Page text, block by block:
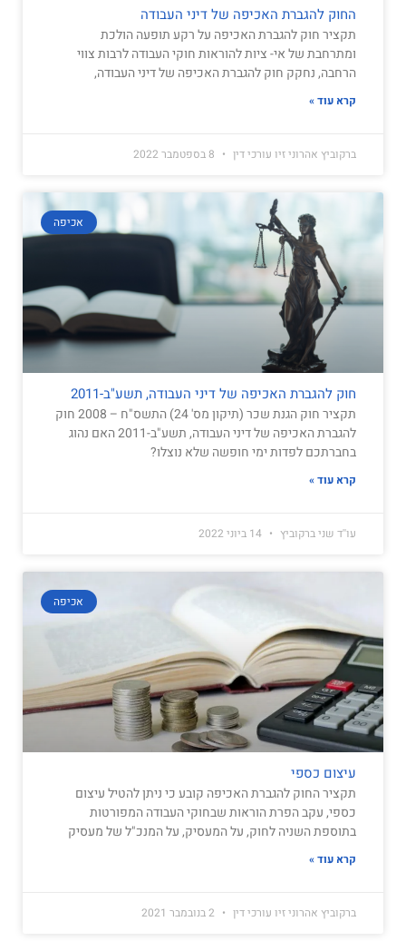
החוק להגברת האכיפה של דיני העבודה
תקציר חוק להגברת האכיפה על רקע תופעה הולכת
ומתרחבת של אי- ציות להוראות חוקי העבודה לרבות צווי
הרחבה, נחקק חוק להגברת האכיפה של דיני העבודה,
קרא עוד »
ברקוביץ אהרוני זיו עורכי דין
אכיפה
חוק להגברת האכיפה של דיני העבודה, תשע"ב-2011
תקציר חוק הגנת שכר (תיקון מס' 24) התשס"ח – 2008 חוק
להגברת האכיפה של דיני העבודה, תשע"ב-2011 האם נהוג
בחברתכם לפדות ימי חופשה שלא נוצלו?
קרא עוד »
עו''ד שני ברקוביץ
אכיפה
עיצום כספי ​
תקציר החוק להגברת האכיפה קובע כי ניתן להטיל עיצום
כספי, עקב הפרת הוראות שבחוקי העבודה המפורטות
בתוספת השניה לחוק, על המעסיק, על המנכ"ל של מעסיק
קרא עוד »
ברקוביץ אהרוני זיו עורכי דין